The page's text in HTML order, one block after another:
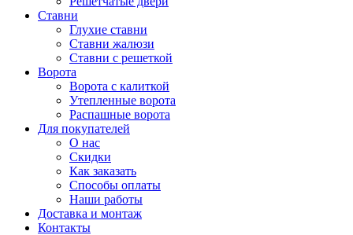
Ставни
Глухие ставни
Ставни жалюзи
Ставни с решеткой
Ворота
Ворота с калиткой
Утепленные ворота
Распашные ворота
Для покупателей
О нас
Скидки
Как заказать
Способы оплаты
Наши работы
Доставка и монтаж
Контакты